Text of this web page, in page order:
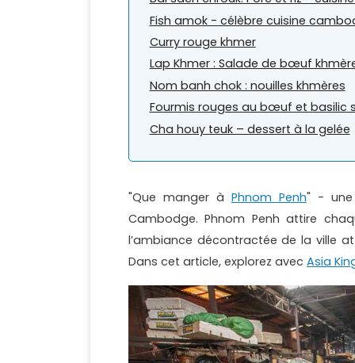
Fish amok - célèbre cuisine
Curry rouge khmer
Lap Khmer : Salade de bœuf
Nom banh chok : nouilles khmères
Fourmis rouges au bœuf et basilic
Cha houy teuk – dessert à la gelée
"Que manger à Phnom Penh" - une
Cambodge. Phnom Penh attire
l’ambiance décontractée de la ville
Dans cet article, explorez avec Asia